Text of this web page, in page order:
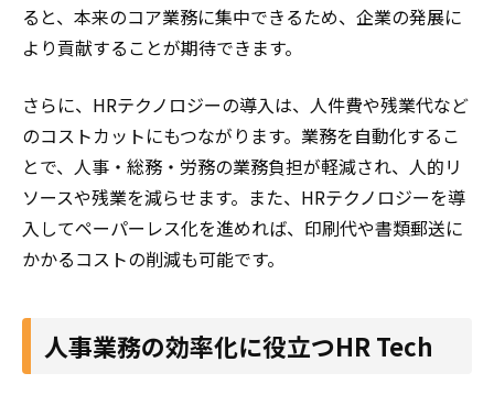
ると、本来のコア業務に集中できるため、企業の発展に
より貢献することが期待できます。
さらに、HRテクノロジーの導入は、人件費や残業代など
のコストカットにもつながります。業務を自動化するこ
とで、人事・総務・労務の業務負担が軽減され、人的リ
ソースや残業を減らせます。また、HRテクノロジーを導
入してペーパーレス化を進めれば、印刷代や書類郵送に
かかるコストの削減も可能です。
人事業務の効率化に役立つHR Tech